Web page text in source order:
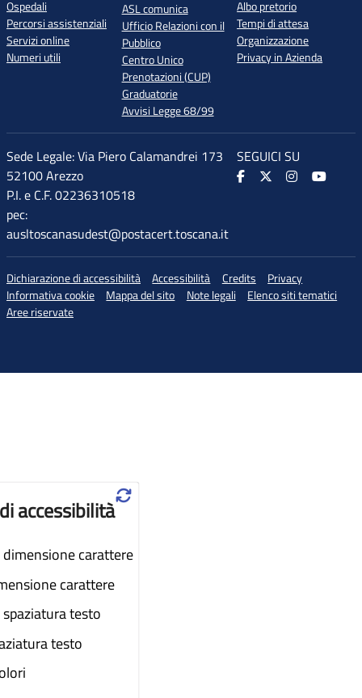
Ospedali
Percorsi assistenziali
Servizi online
Numeri utili
ASL comunica
Ufficio Relazioni con il
Pubblico
Centro Unico
Prenotazioni (CUP)
Graduatorie
Avvisi Legge 68/99
Albo pretorio
Tempi di attesa
Organizzazione
Privacy in Azienda
Sede Legale: Via Piero Calamandrei 173
52100 Arezzo
P.I. e C.F. 02236310518
pec:
ausltoscanasudest@postacert.toscana.it
SEGUICI SU
Dichiarazione di accessibilità Accessibilità Credits
Privacy
Informativa cookie
Mappa del sito Note legali
Elenco siti tematici
Aree riservate
accessibilità
carattere
carattere
testo
testo